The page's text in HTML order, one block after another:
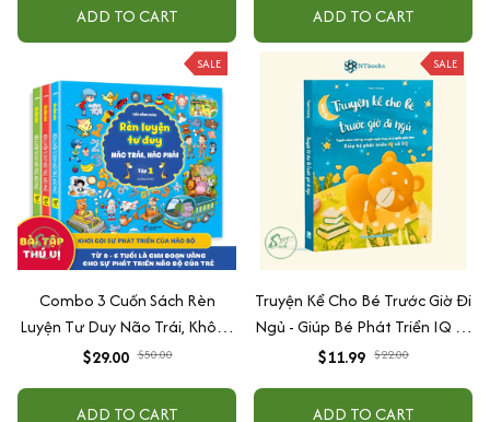
ADD TO CART ADD TO CART
SALE
Combo 3 Cuốn Sách Rèn
Luyện Tư Duy Não Trái, Không
Năng Trí Tuệ Cho Bé (3-6 Tuổi)
$29.00
Truyện Kể Cho Bé Trước Giờ Đi
Ngủ - Giúp Bé Phát Triển IQ Và
$11.99